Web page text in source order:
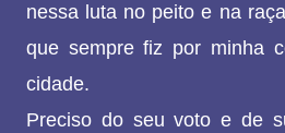
nessa luta no peito e na
que sempre fiz por minha
cidade.
Preciso do seu voto e de